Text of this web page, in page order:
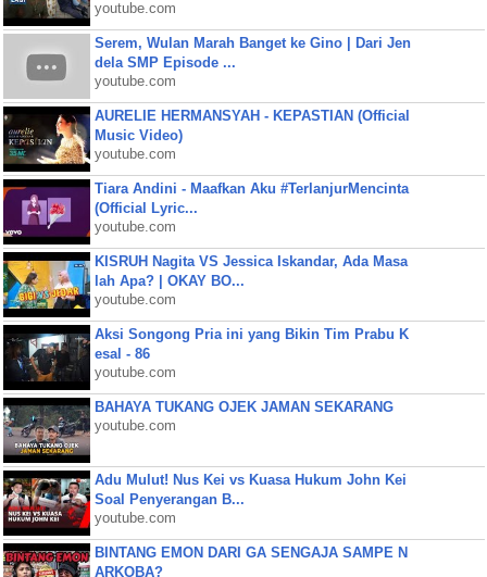
youtube.com
Serem, Wulan Marah Banget ke Gino | Dari Jen
dela SMP Episode ...
youtube.com
AURELIE HERMANSYAH - KEPASTIAN (Official
Music Video)
youtube.com
Tiara Andini - Maafkan Aku #TerlanjurMencinta
(Official Lyric...
youtube.com
KISRUH Nagita VS Jessica Iskandar, Ada Masa
lah Apa? | OKAY BO...
youtube.com
Aksi Songong Pria ini yang Bikin Tim Prabu K
esal - 86
youtube.com
BAHAYA TUKANG OJEK JAMAN SEKARANG
youtube.com
Adu Mulut! Nus Kei vs Kuasa Hukum John Kei
Soal Penyerangan B...
youtube.com
BINTANG EMON DARI GA SENGAJA SAMPE N
ARKOBA?